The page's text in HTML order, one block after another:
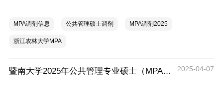
MPA调剂信息 公共管理硕士调剂 MPA调剂2025
浙江农林大学MPA
暨南大学2025年公共管理专业硕士（MPA）招生调剂公告 2025-04-07